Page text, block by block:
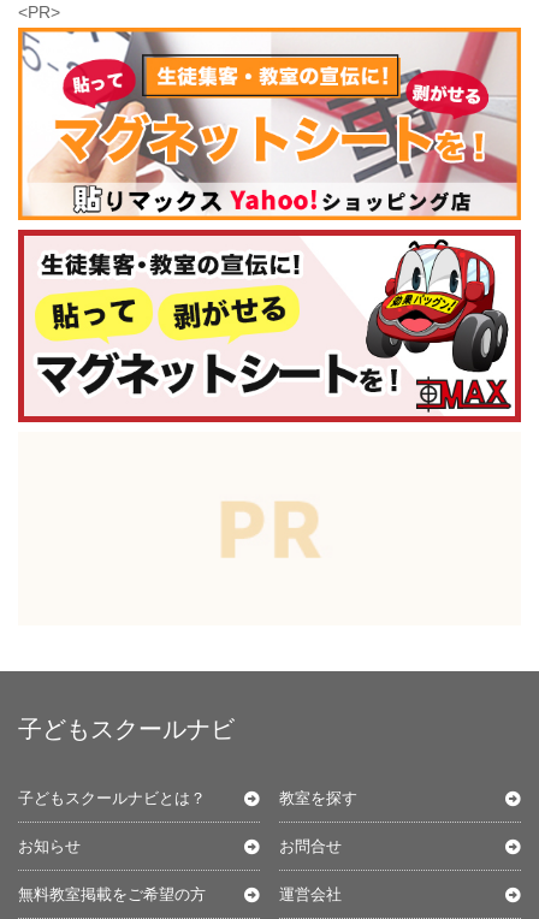
<PR>
子どもスクールナビ
子どもスクールナビとは？ 教室を探す
お知らせ お問合せ
無料教室掲載をご希望の方 運営会社